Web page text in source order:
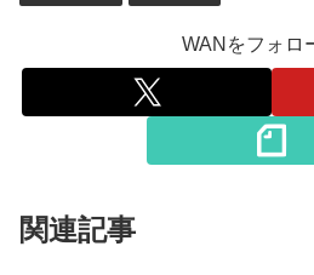
WANをフォロ
関連記事